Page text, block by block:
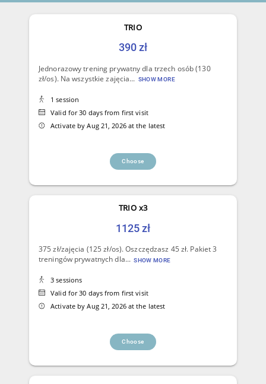
TRIO
390 zł
Jednorazowy trening prywatny dla trzech osób (130
zł/os). Na wszystkie zajęcia...
SHOW MORE
1 session
Valid for 30 days from first visit
Activate by Aug 21, 2026 at the latest
Choose
TRIO x3
1125 zł
375 zł/zajęcia (125 zł/os). Oszczędzasz 45 zł. Pakiet 3
treningów prywatnych dla... SHOW MORE
3 sessions
Valid for 30 days from first visit
Activate by Aug 21, 2026 at the latest
Choose